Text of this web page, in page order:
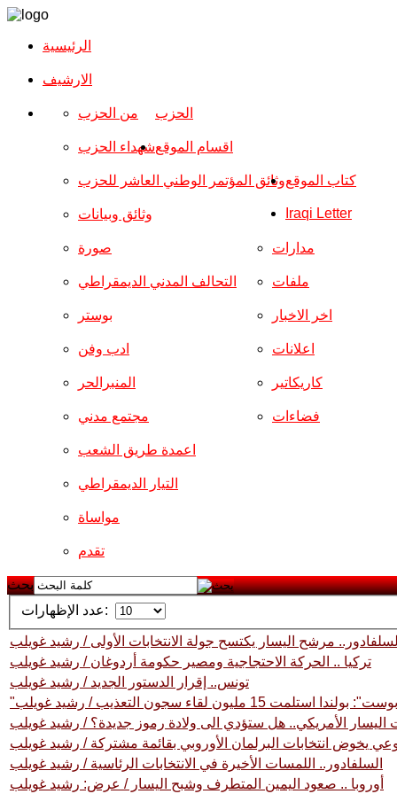
الرئيسية
الارشیف
الحزب من الحزب
شهداء الحزب
وثائق المؤتمر الوطني العاشر للحزب
وثائق وبيانات
اقسام الموقع
صورة
التحالف المدني الديمقراطي
بوستر
ادب وفن
المنبرالحر
مجتمع مدني
مدارات
ملفات
اخر الاخبار
اعلانات
كاريكاتير
فضاءات
اعمدة طريق الشعب
التيار الديمقراطي
مواساة
تقدم
كتاب الموقع
Iraqi Letter
بحث
عدد الإظهارات:
مرشح اليسار يكتسح جولة الانتخابات الأولى / رشيد غويلب
تركيا .. الحركة الاحتجاجية ومصير حكومة أردوغان / رشيد غويلب
تونس.. إقرار الدستور الجديد / رشيد غويلب
استلمت 15 مليون لقاء سجون التعذيب / رشيد غويلب
اليسار الأمريكي.. هل ستؤدي الى ولادة رموز جديدة؟ / رشيد غويلب
يخوض انتخابات البرلمان الأوروبي بقائمة مشتركة / رشيد غويلب
السلفادور.. اللمسات الأخيرة في الانتخابات الرئاسية / رشيد غويلب
أوروبا .. صعود اليمين المتطرف وشبح اليسار / عرض: رشيد غويلب